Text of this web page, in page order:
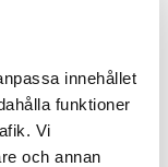
innehållet
funktioner
Vi
och annan